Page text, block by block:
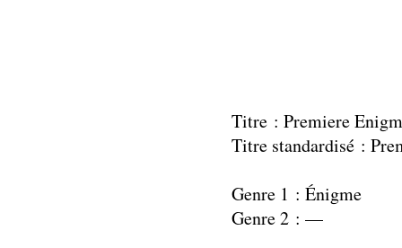
Titre : Premiere
Titre standardisé :
Genre 1 : Énigme
Genre 2 : —